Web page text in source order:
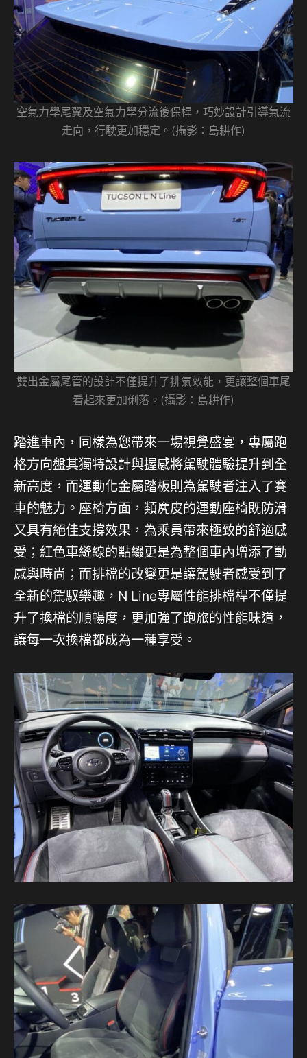
空氣力學尾翼及空氣力學分流後保桿，巧妙設計引導氣流
走向，行駛更加穩定。(攝影：島耕作)
雙出金屬尾管的設計不僅提升了排氣效能，更讓整個車尾
看起來更加俐落。(攝影：島耕作)
踏進車內，同樣為您帶來一場視覺盛宴，專屬跑
格方向盤其獨特設計與握感將駕駛體驗提升到全
新高度，而運動化金屬踏板則為駕駛者注入了賽
車的魅力。座椅方面，類麂皮的運動座椅既防滑
又具有絕佳支撐效果，為乘員帶來極致的舒適感
受；紅色車縫線的點綴更是為整個車內增添了動
感與時尚；而排檔的改變更是讓駕駛者感受到了
全新的駕馭樂趣，N Line專屬性能排檔桿不僅提
升了換檔的順暢度，更加強了跑旅的性能味道，
讓每一次換檔都成為一種享受。